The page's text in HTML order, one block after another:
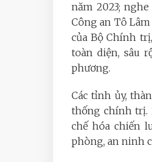
năm 2023;
Công an Tô
của Bộ Chính
toàn diện, sâu
phương.
Các tỉnh ủy,
thống chính trị.
chế hóa chiến
phòng, an ninh